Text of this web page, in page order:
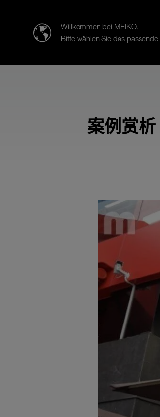
Willkommen bei MEIKO.
Bitte wählen Sie das
案例赏